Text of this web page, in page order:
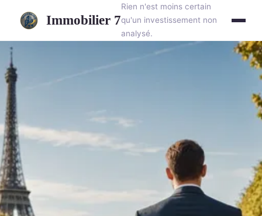
Immobilier 7
Rien n'est moins certain
qu'un investissement non
analysé.